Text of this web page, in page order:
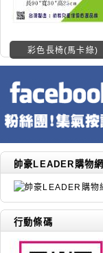
帥豪LEADER購物網
行動條碼